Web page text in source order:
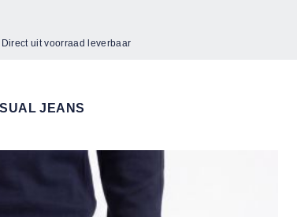
Direct uit voorraad leverbaar
JEANS